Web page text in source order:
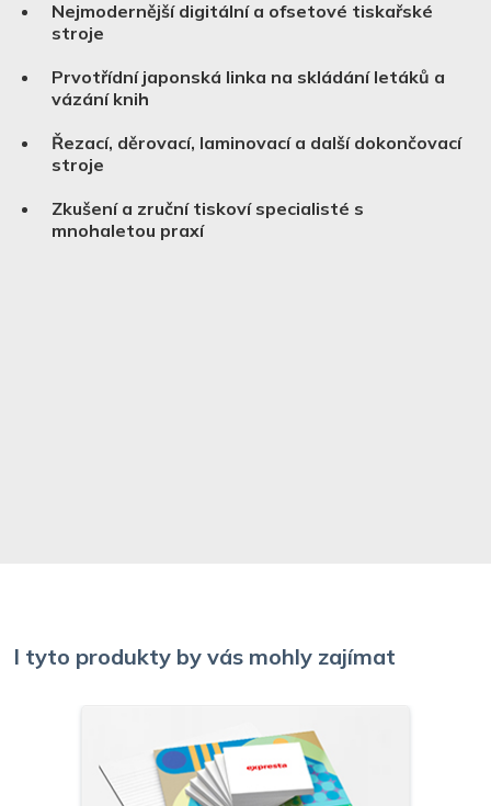
Nejmodernější digitální a ofsetové tiskařské
stroje
Prvotřídní japonská linka na skládání letáků a
vázání knih
Řezací, děrovací, laminovací a další dokončovací
stroje
Zkušení a zruční tiskoví specialisté s
mnohaletou praxí
I tyto produkty by vás mohly zajímat